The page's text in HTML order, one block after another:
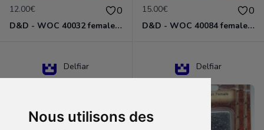
Nous utilisons des
12.00€ 0
D&D - WOC 40032 female halfling rogue Miniature - Donjons Dragons
15.00€ 0
D&D - WOC 40084 female human wizard Miniature - Donjons Dragons
Delfiar Delfiar